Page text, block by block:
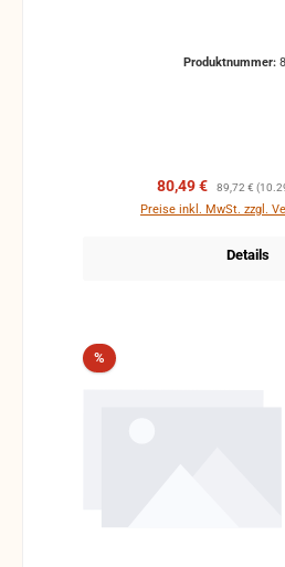
Produktnummer:
Verkaufspreis:
80,49 € Regulärer
89,72 €
Preise inkl. MwSt. zzgl.
Details
%Rabatt